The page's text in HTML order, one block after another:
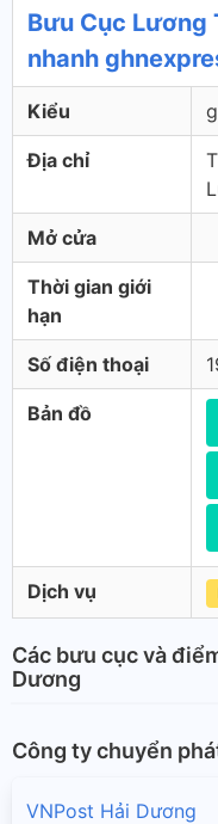
Bưu Cục Lương
nhanh
Kiểu
Địa chỉ
Mở cửa
Thời gian giới
hạn
Số điện thoại
Bản đồ
Dịch vụ
Các bưu cục và
Dương
Công ty chuyển
VNPost Hải Dương